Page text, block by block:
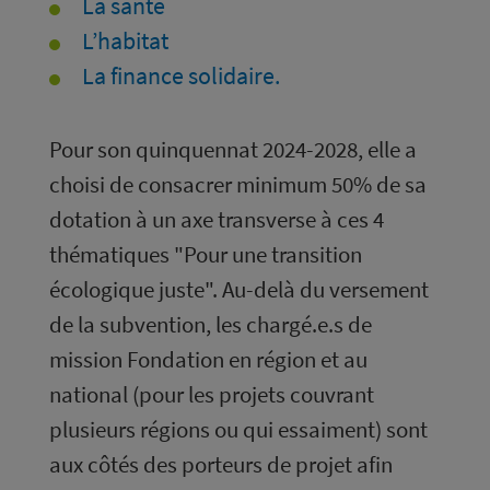
L’habitat
La finance solidaire.
Pour son quinquennat 2024-2028, elle a
choisi de consacrer minimum 50% de sa
dotation à un axe transverse à ces 4
thématiques "Pour une transition
écologique juste". Au-delà du versement
de la subvention, les chargé.e.s de
mission Fondation en région et au
national (pour les projets couvrant
plusieurs régions ou qui essaiment) sont
aux côtés des porteurs de projet afin